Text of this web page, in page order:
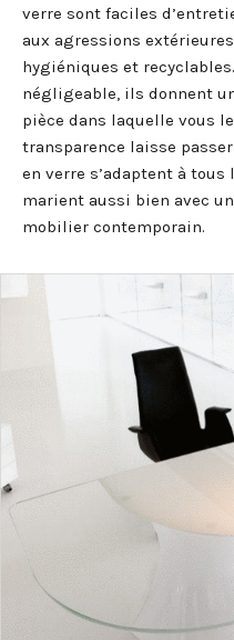
verre sont faciles
aux agressions
hygiéniques et
négligeable, ils donnent
pièce dans laquelle vous
transparence laisse
en verre s’adaptent à tous
marient aussi bien avec
mobilier contemporain.